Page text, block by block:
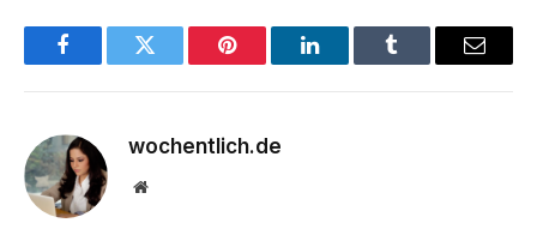
FacebookTwitter Pinterest LinkedInTumblr Email
wochentlich.de
Website